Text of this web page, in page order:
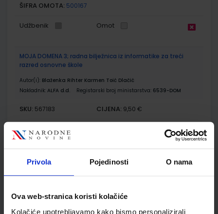
Privola Pojedinosti O nama
Ova web-stranica koristi kolačiće
Kolačiće upotrebljavamo kako bismo personalizirali
ŠIFRA OMOTA: 500167
Udžbenik Omot
MOJA DOMENA 3; radna bilježnica iz informatike za treći
razred osnovne škole
Autor(i): Blaženka Rihter Karmen Toić Dlačić
Nakladnik: ALFA d.d. Registarski broj ministarstva: 6539-DOM
SKU: 567183 CIJENA: 9,50 €
ŠIFRA OMOTA:
Udžbenik Omot
POGLED U SVIJET 3, TRAGOM PRIRODE I DRUŠTVA; 1. dio, radni